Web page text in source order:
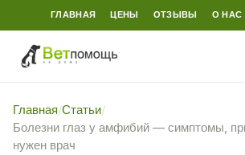
ГЛАВНАЯ ЦЕНЫ ОТЗЫВЫ О НАС
Главная/Статьи/
Болезни глаз у амфибий — симптомы,
нужен врач